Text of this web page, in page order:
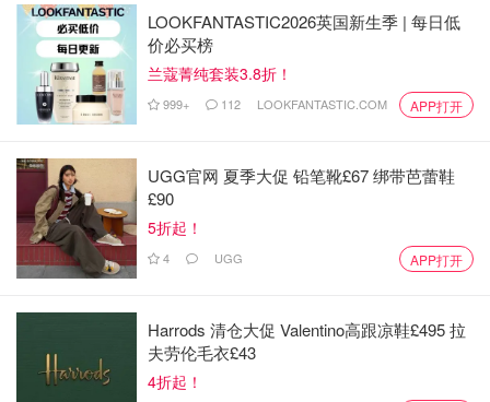
LOOKFANTASTIC2026英国新生季 | 每日低
价必买榜
兰蔻菁纯套装3.8折！
999+ 112 LOOKFANTASTIC.COM APP打开
UGG官网 夏季大促 铅笔靴£67 绑带芭蕾鞋
£90
5折起！
4 UGG APP打开
Harrods 清仓大促 Valentino高跟凉鞋£495 拉
夫劳伦毛衣£43
4折起！